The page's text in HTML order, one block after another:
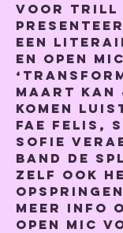
Voor Trill
een
en open
maart kan
komen
Fae Felis,
Sofie
band De
zelf ook
Meer info
open mic